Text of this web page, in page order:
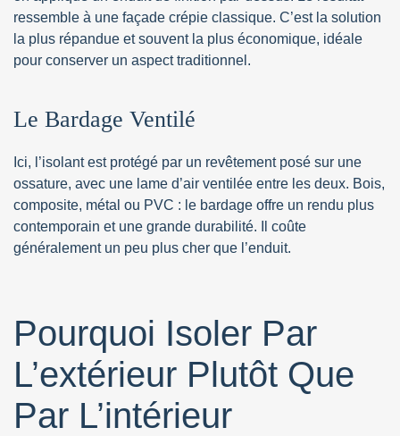
ressemble à une façade crépie classique. C’est la solution
la plus répandue et souvent la plus économique, idéale
pour conserver un aspect traditionnel.
Le Bardage Ventilé
Ici, l’isolant est protégé par un revêtement posé sur une
ossature, avec une lame d’air ventilée entre les deux. Bois,
composite, métal ou PVC : le bardage offre un rendu plus
contemporain et une grande durabilité. Il coûte
généralement un peu plus cher que l’enduit.
Pourquoi Isoler Par
L’extérieur Plutôt Que
Par L’intérieur